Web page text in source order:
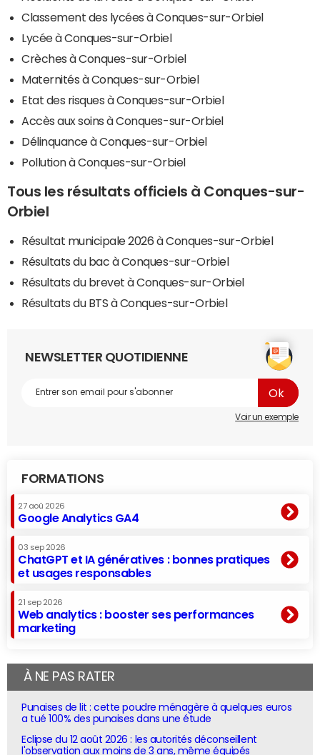
Classement des lycées à Conques-sur-Orbiel
Lycée à Conques-sur-Orbiel
Crèches à Conques-sur-Orbiel
Maternités à Conques-sur-Orbiel
Etat des risques à Conques-sur-Orbiel
Accès aux soins à Conques-sur-Orbiel
Délinquance à Conques-sur-Orbiel
Pollution à Conques-sur-Orbiel
Tous les résultats officiels à Conques-sur-
Orbiel
Résultat municipale 2026 à Conques-sur-Orbiel
Résultats du bac à Conques-sur-Orbiel
Résultats du brevet à Conques-sur-Orbiel
Résultats du BTS à Conques-sur-Orbiel
NEWSLETTER QUOTIDIENNE
Voir un exemple
FORMATIONS
27 aoû 2026
Google Analytics GA4
03 sep 2026
ChatGPT et IA génératives : bonnes pratiques
et usages responsables
21 sep 2026
Web analytics : booster ses performances
marketing
À NE PAS RATER
Punaises de lit : cette poudre ménagère à quelques euros
a tué 100% des punaises dans une étude
Eclipse du 12 août 2026 : les autorités déconseillent
l'observation aux moins de 3 ans, même équipés